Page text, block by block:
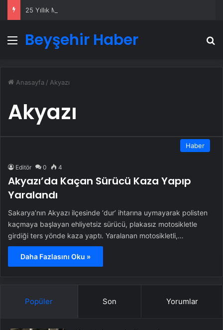
Menü
Beyşehir Haber
Anasayfa / Akyazı
Akyazı
Haber
Editör 0 4
Akyazı’da Kaçan Sürücü Kaza Yapıp
Yaralandı
Sakarya’nın Akyazı ilçesinde ‘dur’ ihtarına uymayarak polisten
kaçmaya başlayan ehliyetsiz sürücü, plakasız motosikletle
girdiği ters yönde kaza yaptı. Yaralanan motosikletli,…
Daha Fazlasını Oku »
Popüler Son Yorumlar